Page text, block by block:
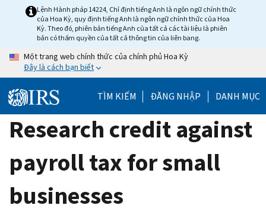
Lệnh Hành pháp 14224, Chỉ định tiếng Anh là ngôn ngữ chính thức
của Hoa Kỳ, quy định tiếng Anh là ngôn ngữ chính thức của Hoa
Kỳ. Theo đó, phiên bản tiếng Anh của tất cả các tài liệu là phiên
bản có thẩm quyền của tất cả thông tin của liên bang.
Một trang web chính thức của chính phủ Hoa Kỳ
Đây là cách bạn biết
TÌM KIẾM ĐĂNG NHẬP DANH MỤC
Research credit against
payroll tax for small
businesses